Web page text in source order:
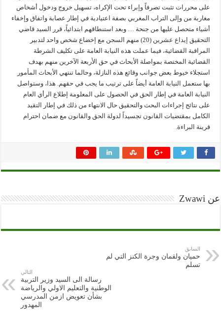
على محررات تثبت تصرفاً وإبراء تحت الإكراه، تسهيل خروج ودخول أشخاص
مغاربة من وإلى التراب المغربي بصفة اعتيادية في إطار عصابة واتفاق وإخفاء
أشياء متحصل عليها من جنحة … وبعد استنطاقهم ابتدائياً، قرر السيد قاضي
التحقيق إيداع عشرين (20) منهم السجن مع إخضاع شخص واحد لتدبير
المراقبة القضائية، فيما عملت هذه النيابة العامة على تكليف الشرطة
القضائية المختصة بمواصلة الأبحاث في حق الأربعة الآخرين منهم بهدف
استجلاء خيوط بعض جوانب وقائع هذه النازلة، وحالما تنتهي الأبحاث المأمور
بها ستعمل النيابة العامة أيضاً على ترتيب ما يجب في حقهم. هذا، وستواصل
النيابة العامة في إطار الحق في الحصول على المعلومة إطلاع الرأي العام
على نتائج إجراءات البحث والتحقيق حال الانتهاء من ذلك في إطار التقيد
الكامل بمقتضيات القانون تجسيداً لدولة الحق والقانون مع ضمان احترام
قرينة البراءة.
عن Zwawi
السابق
حميان ولقمان وجرة الكنز التي لم
تسلم
التالي
رسالة الى السيد وزير التربية
الوطنية والتعليم الاولي والرياضة
بشأن تعويض ازمن المدرسي
المهدور